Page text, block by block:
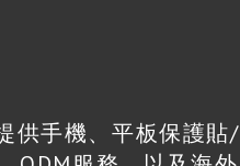
供手機、平板保護貼/